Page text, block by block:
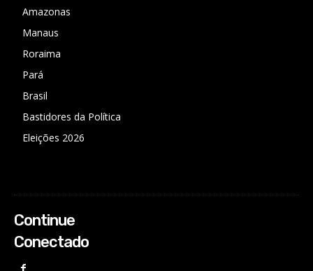
Amazonas
Manaus
Roraima
Pará
Brasil
Bastidores da Política
Eleições 2026
Continue
Conectado